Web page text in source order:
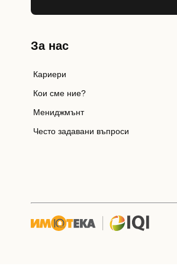
За нас
Кариери
Кои сме ние?
Мениджмънт
Често задавани въпроси